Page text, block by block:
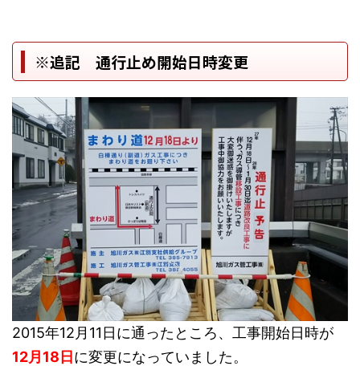
※追記 通行止め開始日時変更
2015年12月11日に通ったところ、工事開始日時が
12月18日に変更になっていました。